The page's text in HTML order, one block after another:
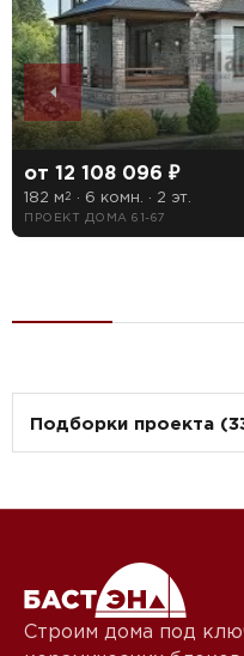
от 12 108 096 ₽
182 м2 · 6 комн. · 2 эт.
ПРОЕКТ ДОМА 61-67
Подборки проекта
Строим дома под